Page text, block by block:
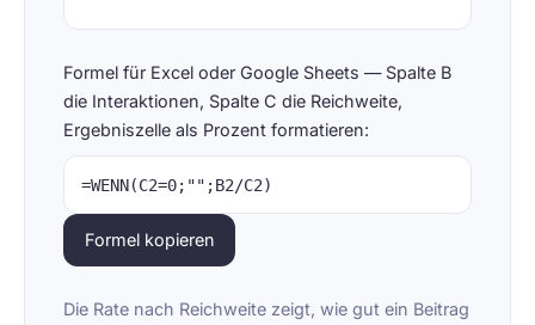
Formel für Excel oder Google Sheets — Spalte B
die Interaktionen, Spalte C die Reichweite,
Ergebniszelle als Prozent formatieren:
=WENN(C2=0;"";B2/C2)
Formel kopieren
Die Rate nach Reichweite zeigt, wie gut ein Beitrag